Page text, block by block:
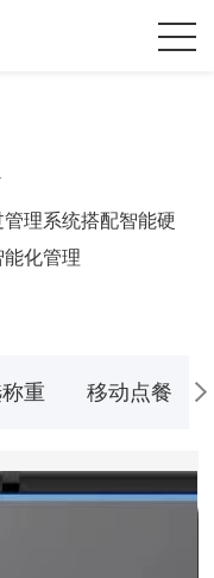
理系统搭配智能硬
化管理
重 移动点餐